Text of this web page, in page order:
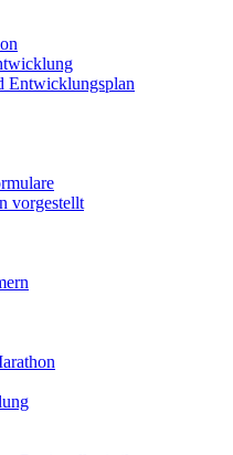
Entwicklungsplan
vorgestellt